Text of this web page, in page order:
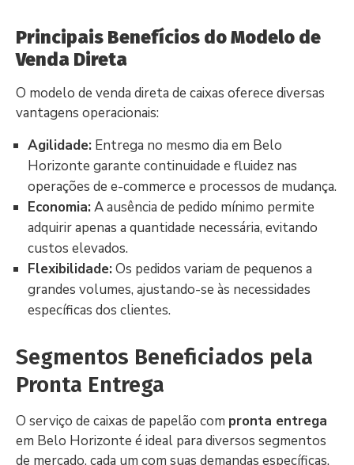
Principais Benefícios do Modelo de
Venda Direta
O modelo de venda direta de caixas oferece diversas
vantagens operacionais:
Agilidade: Entrega no mesmo dia em Belo
Horizonte garante continuidade e fluidez nas
operações de e-commerce e processos de mudança.
Economia:A ausência de pedido mínimo permite
adquirir apenas a quantidade necessária, evitando
custos elevados.
Flexibilidade:Os pedidos variam de pequenos a
grandes volumes, ajustando-se às necessidades
específicas dos clientes.
Segmentos Beneficiados pela
Pronta Entrega
O serviço de caixas de papelão com pronta entrega
em Belo Horizonte é ideal para diversos segmentos
de mercado, cada um com suas demandas específicas.